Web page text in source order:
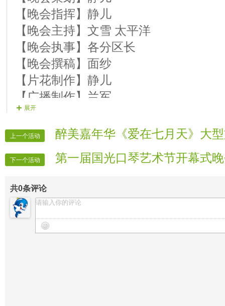
【17演员】四歌 歌曲 《告别军
【18演员】清秋 歌曲 《启航
第四篇章：祖国和平鸽
【19演员】快乐歌唱 歌曲 《给家捎
【20演员】莺歌 歌曲 《潇洒女
【21演员】春风 歌曲 《边关好
【22演员】蓝天白云 歌曲 《小白羊
【24演员】边关 歌曲 《向往》
【25演员】墨姬 歌曲 《中国字
【晚会指挥】静儿
【晚会主持】文雪 太平洋
【晚会执事】各分区长
【晚会撰稿】面纱
【片花制作】静儿
【广播制作】兰军
【晚会广播】香香
【晚会排麦】静儿 面纱
【片花播放】梦嫣 冰凌 梦娜 清咖 芭蕾
【晚会联络】各分区
【活动宣传】时报记者
展开
上一个活动 醉美嘉年华《爱在七月天》大
下一个活动 第一届国光口琴艺术节开幕式
共0条评论